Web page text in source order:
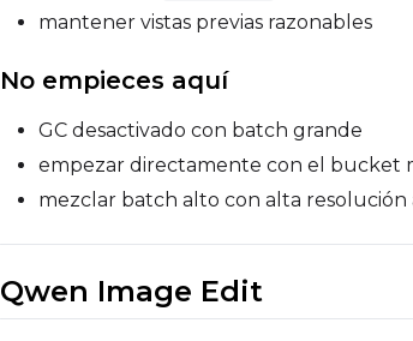
mantener vistas previas razonables
No empieces aquí
GC desactivado con batch grande
empezar directamente con el bucket
mezclar batch alto con alta resolución
Qwen Image Edit